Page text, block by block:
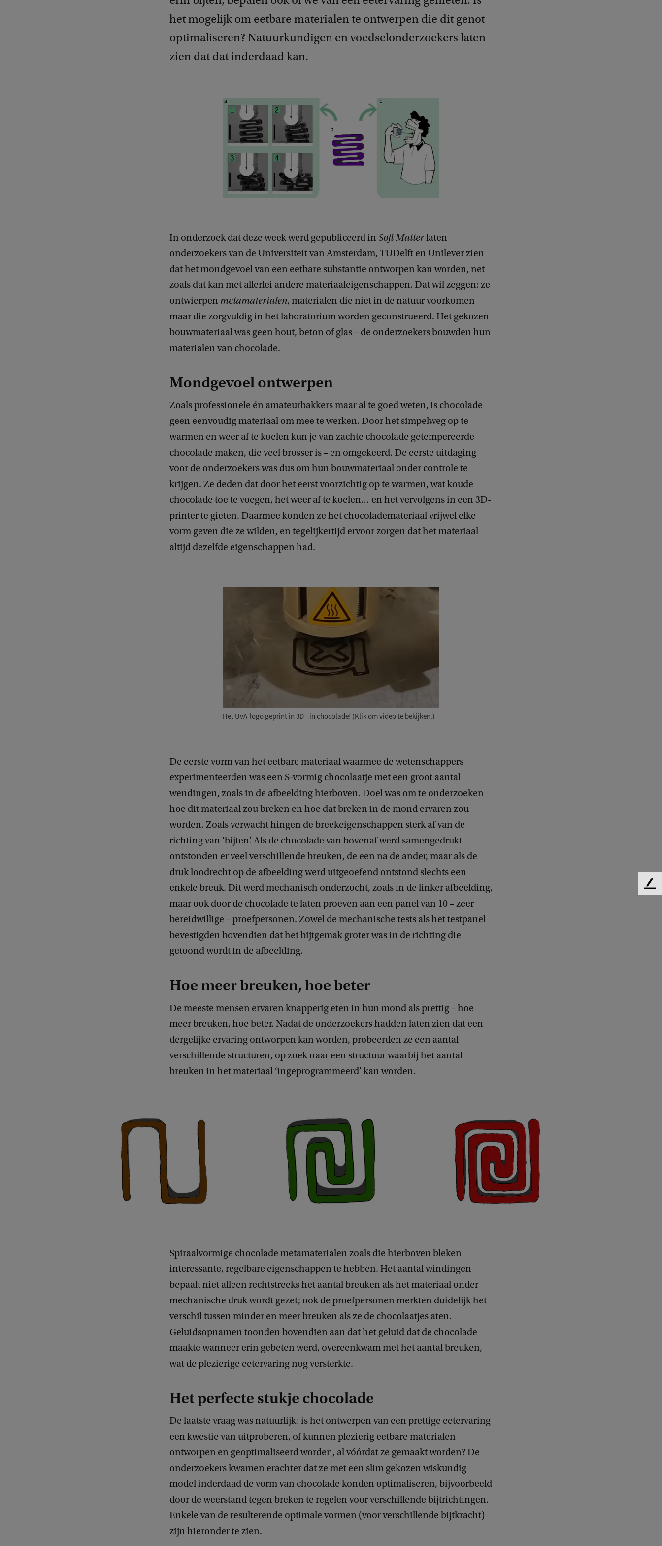
het mogelijk om eetbare materialen te ontwerpen die dit genot
optimaliseren? Natuurkundigen en voedselonderzoekers laten
zien dat dat inderdaad kan.
In onderzoek dat deze week werd gepubliceerd in Soft Matterlaten
onderzoekers van de Universiteit van Amsterdam, TUDelft en Unilever zien
dat het mondgevoel van een eetbare substantie ontworpen kan worden, net
zoals dat kan met allerlei andere materiaaleigenschappen. Dat wil zeggen: ze
ontwierpen metamaterialen, materialen die niet in de natuur voorkomen
maar die zorgvuldig in het laboratorium worden geconstrueerd. Het gekozen
bouwmateriaal was geen hout, beton of glas – de onderzoekers bouwden hun
materialen van chocolade.
Mondgevoel ontwerpen
Zoals professionele én amateurbakkers maar al te goed weten, is chocolade
geen eenvoudig materiaal om mee te werken. Door het simpelweg op te
warmen en weer af te koelen kun je van zachte chocolade getempereerde
chocolade maken, die veel brosser is – en omgekeerd. De eerste uitdaging
voor de onderzoekers was dus om hun bouwmateriaal onder controle te
krijgen. Ze deden dat door het eerst voorzichtig op te warmen, wat koude
chocolade toe te voegen, het weer af te koelen… en het vervolgens in een 3D-
printer te gieten. Daarmee konden ze het chocolademateriaal vrijwel elke
vorm geven die ze wilden, en tegelijkertijd ervoor zorgen dat het materiaal
altijd dezelfde eigenschappen had.
Het UvA-logo geprint in 3D - in chocolade! (Klik om video te bekijken.)
De eerste vorm van het eetbare materiaal waarmee de wetenschappers
experimenteerden was een S-vormig chocolaatje met een groot aantal
wendingen, zoals in de afbeelding hierboven. Doel was om te onderzoeken
hoe dit materiaal zou breken en hoe dat breken in de mond ervaren zou
worden. Zoals verwacht hingen de breekeigenschappen sterk af van de
richting van ‘bijten’. Als de chocolade van bovenaf werd samengedrukt
ontstonden er veel verschillende breuken, de een na de ander, maar als de
druk loodrecht op de afbeelding werd uitgeoefend ontstond slechts een
enkele breuk. Dit werd mechanisch onderzocht, zoals in de linker afbeelding,
maar ook door de chocolade te laten proeven aan een panel van 10 – zeer
bereidwillige – proefpersonen. Zowel de mechanische tests als het testpanel
bevestigden bovendien dat het bijtgemak groter was in de richting die
getoond wordt in de afbeelding.
Hoe meer breuken, hoe beter
De meeste mensen ervaren knapperig eten in hun mond als prettig – hoe
meer breuken, hoe beter. Nadat de onderzoekers hadden laten zien dat een
dergelijke ervaring ontworpen kan worden, probeerden ze een aantal
verschillende structuren, op zoek naar een structuur waarbij het aantal
breuken in het materiaal ‘ingeprogrammeerd’ kan worden.
Spiraalvormige chocolade metamaterialen zoals die hierboven bleken
interessante, regelbare eigenschappen te hebben. Het aantal windingen
bepaalt niet alleen rechtstreeks het aantal breuken als het materiaal onder
mechanische druk wordt gezet; ook de proefpersonen merkten duidelijk het
verschil tussen minder en meer breuken als ze de chocolaatjes aten.
Geluidsopnamen toonden bovendien aan dat het geluid dat de chocolade
maakte wanneer erin gebeten werd, overeenkwam met het aantal breuken,
wat de plezierige eetervaring nog versterkte.
Het perfecte stukje chocolade
De laatste vraag was natuurlijk: is het ontwerpen van een prettige eetervaring
een kwestie van uitproberen, of kunnen plezierig eetbare materialen
ontworpen en geoptimaliseerd worden, al vóórdat ze gemaakt worden? De
onderzoekers kwamen erachter dat ze met een slim gekozen wiskundig
model inderdaad de vorm van chocolade konden optimaliseren, bijvoorbeeld
door de weerstand tegen breken te regelen voor verschillende bijtrichtingen.
Enkele van de resulterende optimale vormen (voor verschillende bijtkracht)
zijn hieronder te zien.
F